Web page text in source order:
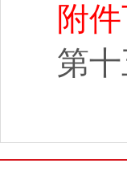
附件
第